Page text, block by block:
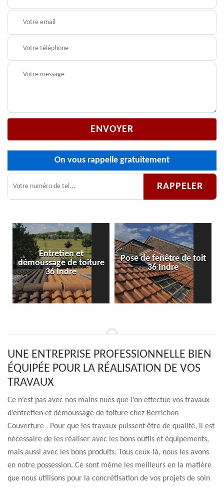
On vous rappelle gratuitement
Entretien et
démoussage de toiture
36 Indre
Pose de fenêtre de toit
36 Indre
UNE ENTREPRISE PROFESSIONNELLE BIEN
ÉQUIPÉE POUR LA RÉALISATION DE VOS
TRAVAUX
Ce n’est pas avec nos mains nues que l’on effectue vos travaux
d’entretien et démoussage de toiture chez Berrichon
Couverture . Pour que les travaux puissent être de qualité, il est
nécessaire de les réaliser avec les bons outils et équipements,
mais aussi avec les bons produits. Tous ceux-là, nous les avons
en notre possession. Ce sont même les meilleurs en la matière
que nous utilisons pour la concrétisation de vos projets de soin